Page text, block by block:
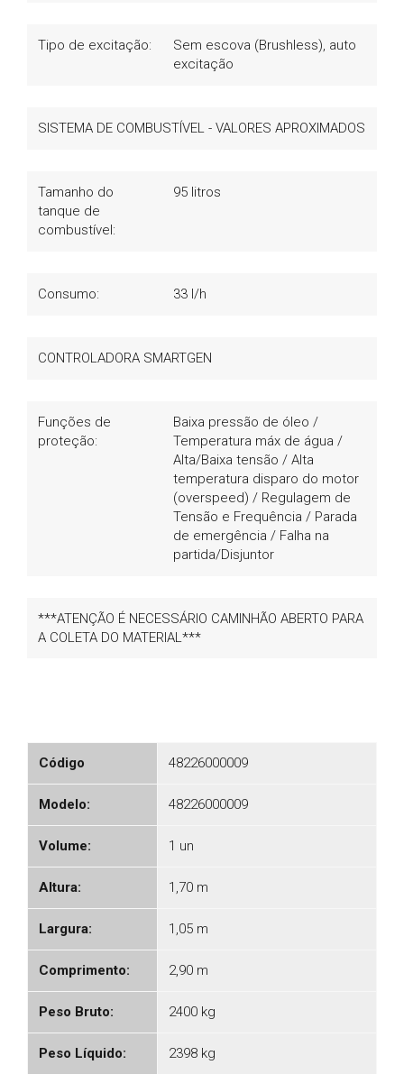
Tipo de excitação:
Sem escova (Brushless), auto
excitação
SISTEMA DE COMBUSTÍVEL - VALORES APROXIMADOS
Tamanho do
tanque de
combustível:
95 litros
Consumo: 33 l/h
CONTROLADORA SMARTGEN
Funções de
proteção:
Baixa pressão de óleo /
Temperatura máx de água /
Alta/Baixa tensão / Alta
temperatura disparo do motor
(overspeed) / Regulagem de
Tensão e Frequência / Parada
de emergência / Falha na
partida/Disjuntor
***ATENÇÃO É NECESSÁRIO CAMINHÃO ABERTO PARA
A COLETA DO MATERIAL***
Código 48226000009
Modelo: 48226000009
Volume: 1 un
Altura: 1,70 m
Largura: 1,05 m
Comprimento: 2,90 m
Peso Bruto: 2400 kg
Peso Líquido: 2398 kg